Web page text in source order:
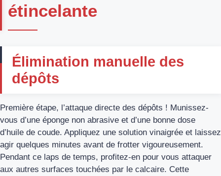
étincelante
Élimination manuelle des
dépôts
Première étape, l’attaque directe des dépôts ! Munissez-
vous d’une éponge non abrasive et d’une bonne dose
d’huile de coude. Appliquez une solution vinaigrée et laissez
agir quelques minutes avant de frotter vigoureusement.
Pendant ce laps de temps, profitez-en pour vous attaquer
aux autres surfaces touchées par le calcaire. Cette